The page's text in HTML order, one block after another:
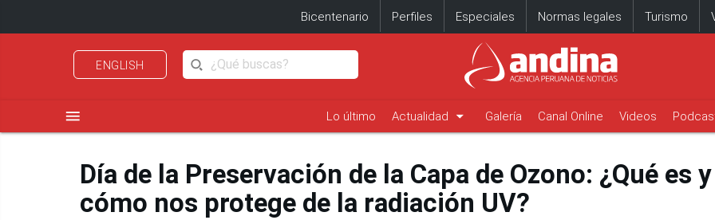
Bicentenario Perfiles Especiales Normas legales Turismo
ENGLISH
menu Lo último Actualidad arrow_drop_down Galería Canal Online Videos
Día de la Preservación de la Capa de Ozono: ¿Qué es y
cómo nos protege de la radiación UV?